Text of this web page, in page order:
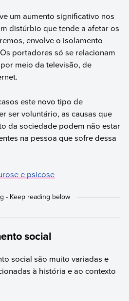
um aumento significativo nos
distúrbio que tende a afetar os
envolve o isolamento
portadores só se relacionam
meio da televisão, de
este novo tipo de
ser voluntário, as causas que
da sociedade podem não estar
na pessoa que sofre dessa
e psicose
social
social são muito variadas e
à história e ao contexto